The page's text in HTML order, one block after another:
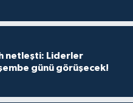
netleşti: Liderler
günü görüşecek!